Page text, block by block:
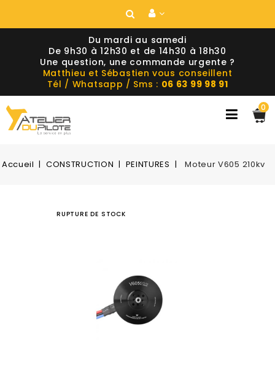
Du mardi au samedi
De 9h30 à 12h30 et de 14h30 à 18h30
Une question, une commande urgente ?
Matthieu et Sébastien vous conseillent
Tél / Whatsapp / Sms : 06 63 99 98 91
0
Accueil CONSTRUCTION PEINTURES Moteur V605 210kv
RUPTURE DE STOCK